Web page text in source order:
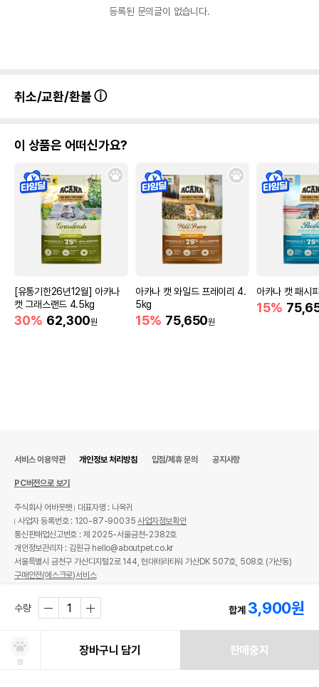
등록된 문의글이 없습니다.
취소/교환/환불
이 상품은 어떠신가요?
[유통기한26년12월] 아카나
캣 그래스랜드 4.5kg
30% 62,300원
아카나 캣 와일드 프레이리 4.
5kg
15% 75,650원
아카나 캣 패시
15%
수량 합계 3,900원
찜
장바구니 담기 판매중지
서비스 이용약관 개인정보 처리방침 입점/제휴 문의 공지사항
PC버전으로 보기
주식회사 어바웃펫
대표자명 : 나옥귀
사업자 등록번호 : 120-87-90035사업자정보확인
통신판매업신고번호 : 제 2025-서울금천-2382호
개인정보관리자 : 김원규 hello@aboutpet.co.kr
서울특별시 금천구 가산디지털2로 144, 현대테라타워 가산DK 507호, 508호 (가산동)
구매안전(에스크로)서비스